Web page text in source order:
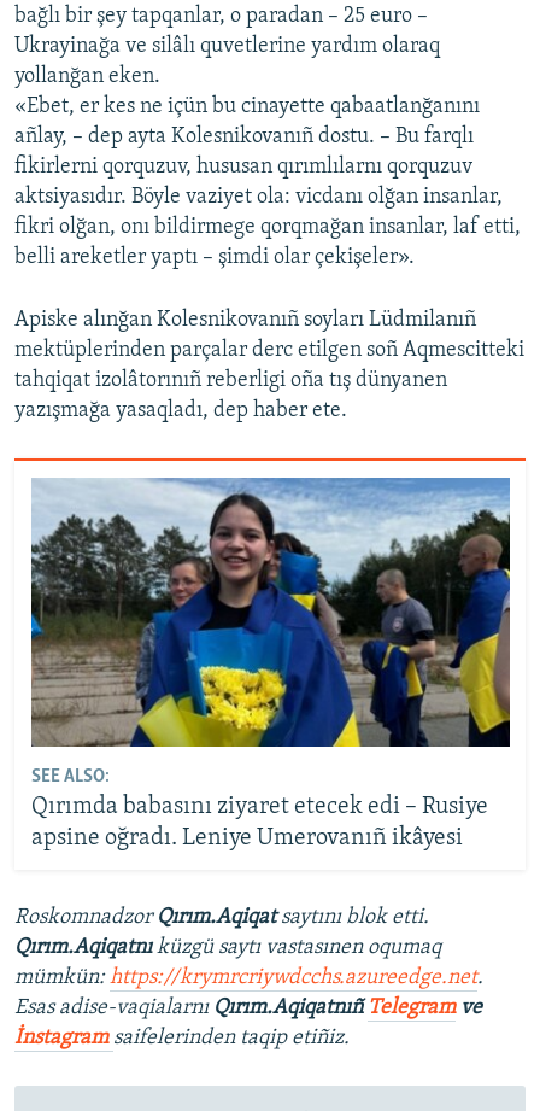
bağlı bir şey tapqanlar, o paradan – 25 euro –
Ukrayinağa ve silâlı quvetlerine yardım olaraq
yollanğan eken.
«Ebet, er kes ne içün bu cinayette qabaatlanğanını
añlay, – dep ayta Kolesnikovanıñ dostu. – Bu farqlı
fikirlerni qorquzuv, hususan qırımlılarnı qorquzuv
aktsiyasıdır. Böyle vaziyet ola: vicdanı olğan insanlar,
fikri olğan, onı bildirmege qorqmağan insanlar, laf etti,
belli areketler yaptı – şimdi olar çekişeler».
Apiske alınğan Kolesnikovanıñ soyları Lüdmilanıñ
mektüplerinden parçalar derc etilgen soñ Aqmescitteki
tahqiqat izolâtorınıñ reberligi oña tış dünyanen
yazışmağa yasaqladı, dep haber ete.
SEE ALSO:
Qırımda babasını ziyaret etecek edi – Rusiye
apsine oğradı. Leniye Umerovanıñ ikâyesi
Roskomnadzor Qırım.Aqiqatsaytını blok etti.
Qırım.Aqiqatnıküzgü saytı vastasınen oqumaq
mümkün:https://krymrcriywdcchs.azureedge.net.
Esas adise-vaqialarnı Qırım.Aqiqatnıñ Telegramve
İnstagram saifelerinden taqip etiñiz.